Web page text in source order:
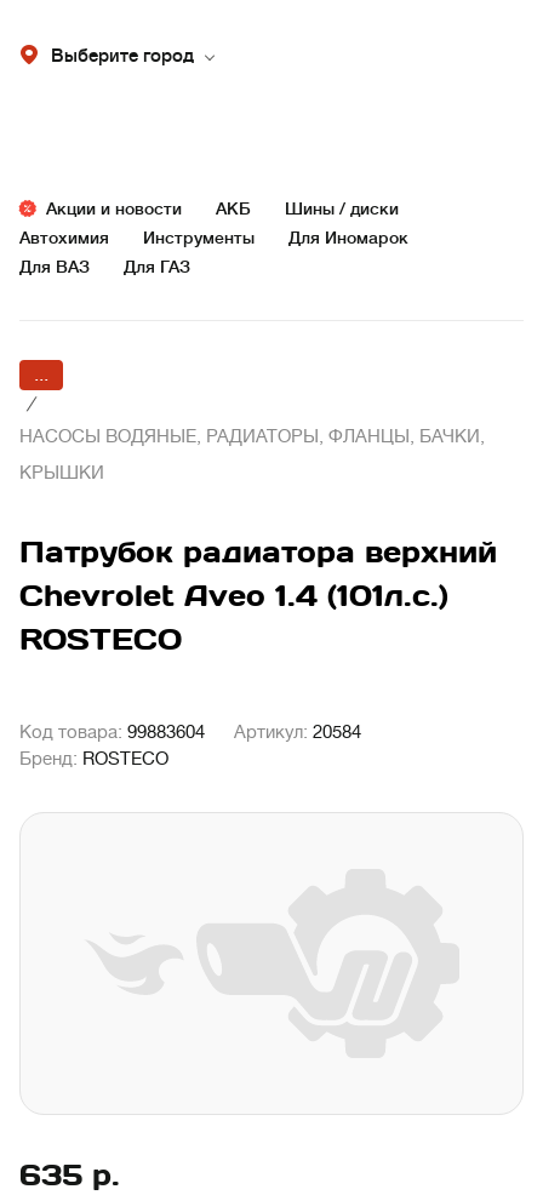
Выберите город
Акции и новости АКБ
Шины / диски
Автохимия
Инструменты
Для Иномарок
Для ВАЗ
Для ГАЗ
...
/
НАСОСЫ ВОДЯНЫЕ, РАДИАТОРЫ, ФЛАНЦЫ, БАЧКИ,
КРЫШКИ
Патрубок радиатора верхний
Chevrolet Aveo 1.4 (101л.с.)
ROSTECO
Код товара: 99883604 Артикул: 20584
Бренд: ROSTECO
635 р.